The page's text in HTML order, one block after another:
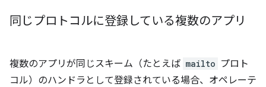
同じプロトコルに登録している複数のアプリ
複数のアプリが同じスキーム（たとえば mailto プロト
コル）のハンドラとして登録されている場合、オペレーテ